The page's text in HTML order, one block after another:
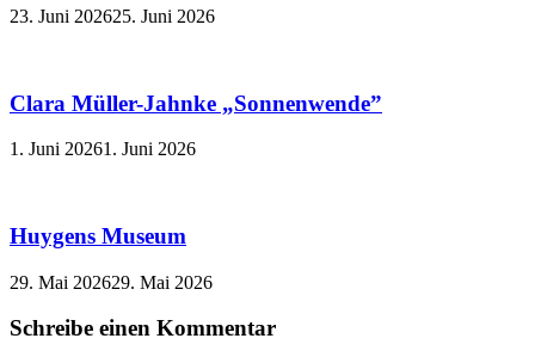
23. Juni 202625. Juni 2026
Clara Müller-Jahnke „Sonnenwende”
1. Juni 20261. Juni 2026
Huygens Museum
29. Mai 202629. Mai 2026
Schreibe einen Kommentar